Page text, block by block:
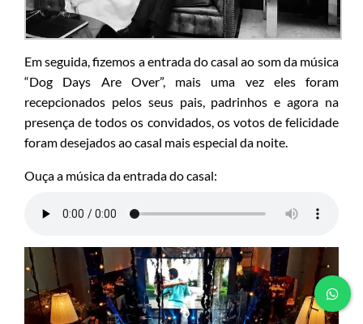
Em seguida, fizemos a entrada do casal ao som da música
“Dog Days Are Over”, mais uma vez eles foram
recepcionados pelos seus pais, padrinhos e agora na
presença de todos os convidados, os votos de felicidade
foram desejados ao casal mais especial da noite.
Ouça a música da entrada do casal: